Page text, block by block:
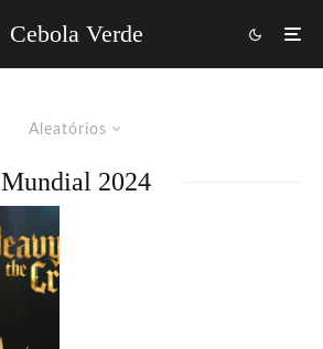
Cebola Verde
Aleatórios
Mundial 2024